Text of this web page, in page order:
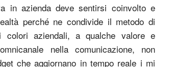
in azienda deve sentirsi coinvolto e
perché ne condivide il metodo di
aziendali, a qualche valore e
nella comunicazione, non
che aggiornano in tempo reale i mi